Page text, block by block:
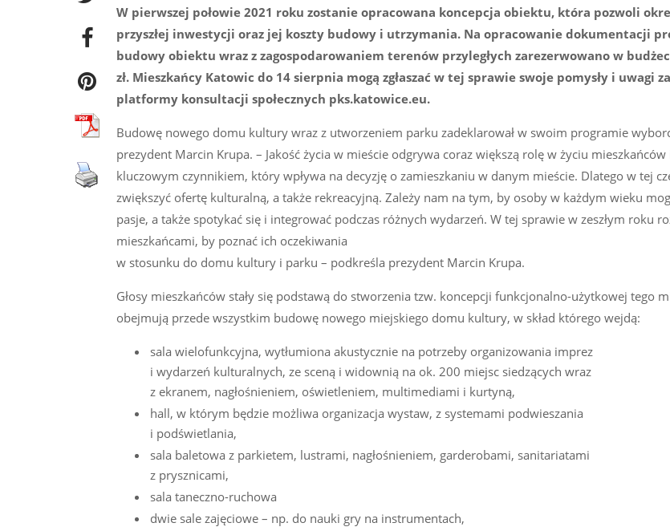
W pierwszej połowie 2021 roku zostanie opracowana koncepcja obiektu, która pozwoli
przyszłej inwestycji oraz jej koszty budowy i utrzymania. Na opracowanie dokumentacji
budowy obiektu wraz z zagospodarowaniem terenów przyległych zarezerwowano w
zł. Mieszkańcy Katowic do 14 sierpnia mogą zgłaszać w tej sprawie swoje pomysły i uwagi
platformy konsultacji społecznych pks.katowice.eu.
Budowę nowego domu kultury wraz z utworzeniem parku zadeklarował w swoim programie
prezydent Marcin Krupa. – Jakość życia w mieście odgrywa coraz większą rolę w życiu mieszkańców
kluczowym czynnikiem, który wpływa na decyzję o zamieszkaniu w danym mieście. Dlatego w tej
zwiększyć ofertę kulturalną, a także rekreacyjną. Zależy nam na tym, by osoby w każdym wieku
pasje, a także spotykać się i integrować podczas różnych wydarzeń. W tej sprawie w zeszłym roku
mieszkańcami, by poznać ich oczekiwania
w stosunku do domu kultury i parku – podkreśla prezydent Marcin Krupa.
Głosy mieszkańców stały się podstawą do stworzenia tzw. koncepcji funkcjonalno-użytkowej tego
obejmują przede wszystkim budowę nowego miejskiego domu kultury, w skład którego wejdą:
sala wielofunkcyjna, wytłumiona akustycznie na potrzeby organizowania imprez
i wydarzeń kulturalnych, ze sceną i widownią na ok. 200 miejsc siedzących wraz
z ekranem, nagłośnieniem, oświetleniem, multimediami i kurtyną,
hall, w którym będzie możliwa organizacja wystaw, z systemami podwieszania
i podświetlania,
sala baletowa z parkietem, lustrami, nagłośnieniem, garderobami, sanitariatami
z prysznicami,
sala taneczno-ruchowa
dwie sale zajęciowe – np. do nauki gry na instrumentach,